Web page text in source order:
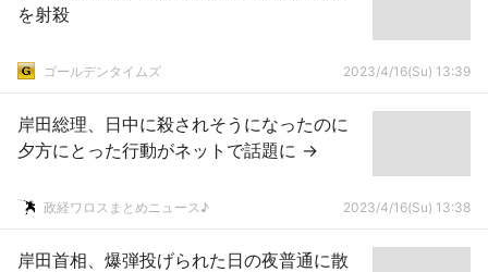
を射殺
ゴールデンタイムズ 2023/4/16(Su) 13:39
岸田総理、日中に殺されそうになったのに
夕方にとった行動がネットで話題に →
政経ワロスまとめニュース♪ 2023/4/16(Su) 13:38
岸田首相、爆弾投げられた日の夜普通に散